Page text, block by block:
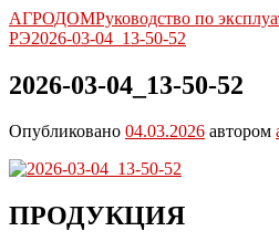
АГРОДОМРуководство по
РЭ2026-03-04_13-50-52
2026-03-04_13-50-52
Опубликовано 04.03.2026 автором
ПРОДУКЦИЯ